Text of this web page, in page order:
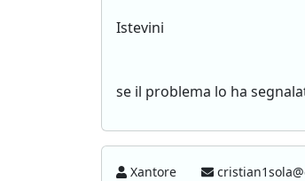
Istevini
se il problema lo ha
Xantore